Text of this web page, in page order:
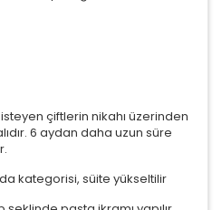
çiftlerin nikahı üzerinden
6 aydan daha uzun süre
kategorisi, süite yükseltilir